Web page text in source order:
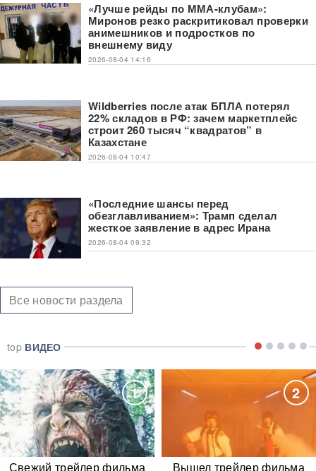
«Лучше рейды по ММА-клубам»:
Миронов резко раскритиковал проверки
анимешников и подростков по
внешнему виду
2026-08-04 14:16
Wildberries после атак БПЛА потерял
22% складов в РФ: зачем маркетплейс
строит 260 тысяч “квадратов” в
Казахстане
2026-08-04 10:47
«Последние шансы перед
обезглавливанием»: Трамп сделал
жесткое заявление в адрес Ирана
2026-08-04 09:32
Все новости раздела
top ВИДЕО
1
Свежий трейлер фильма
2
Вышел трейлер фильма